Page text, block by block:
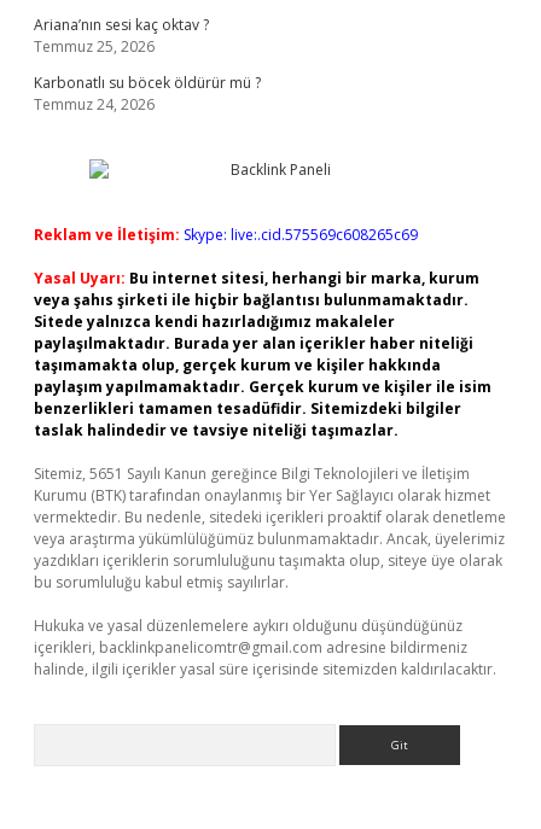
Ariana’nın sesi kaç oktav ?
Temmuz 25, 2026
Karbonatlı su böcek öldürür mü ?
Temmuz 24, 2026
Reklam ve İletişim: Skype: live:.cid.575569c608265c69
Yasal Uyarı: Bu internet sitesi, herhangi bir marka, kurum
veya şahıs şirketi ile hiçbir bağlantısı bulunmamaktadır.
Sitede yalnızca kendi hazırladığımız makaleler
paylaşılmaktadır. Burada yer alan içerikler haber niteliği
taşımamakta olup, gerçek kurum ve kişiler hakkında
paylaşım yapılmamaktadır. Gerçek kurum ve kişiler ile isim
benzerlikleri tamamen tesadüfidir. Sitemizdeki bilgiler
taslak halindedir ve tavsiye niteliği taşımazlar.
Sitemiz, 5651 Sayılı Kanun gereğince Bilgi Teknolojileri ve İletişim
Kurumu (BTK) tarafından onaylanmış bir Yer Sağlayıcı olarak hizmet
vermektedir. Bu nedenle, sitedeki içerikleri proaktif olarak denetleme
veya araştırma yükümlülüğümüz bulunmamaktadır. Ancak, üyelerimiz
yazdıkları içeriklerin sorumluluğunu taşımakta olup, siteye üye olarak
bu sorumluluğu kabul etmiş sayılırlar.
Hukuka ve yasal düzenlemelere aykırı olduğunu düşündüğünüz
içerikleri, backlinkpanelicomtr@gmail.com adresine bildirmeniz
halinde, ilgili içerikler yasal süre içerisinde sitemizden kaldırılacaktır.